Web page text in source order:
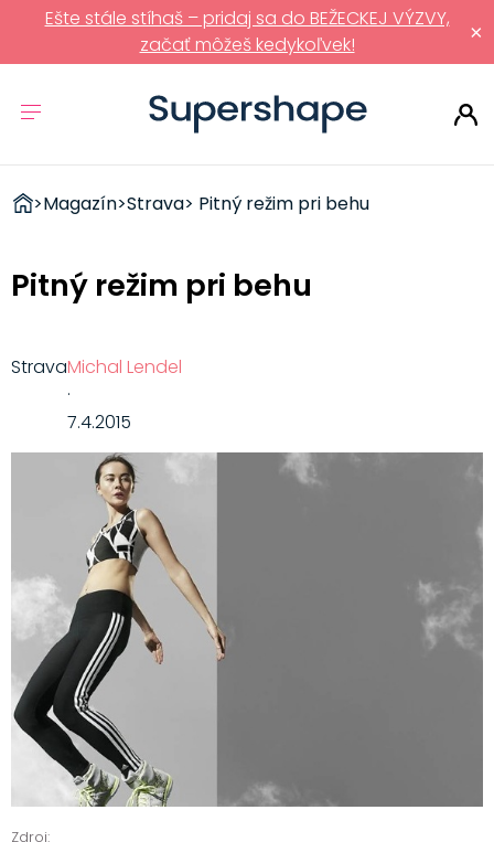
×
Ešte stále stíhaš – pridaj sa do BEŽECKEJ VÝZVY,
začať môžeš kedykoľvek!
ZDRAVÉ
>Magazín>Strava> Pitný režim pri behu
Pitný režim pri behu
Zdroj:
StravaMichal Lendel
·
7.4.2015